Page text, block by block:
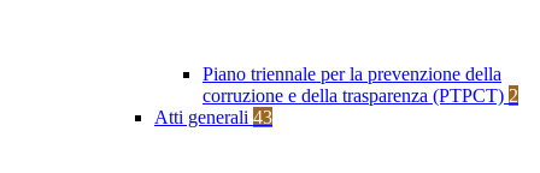
Piano triennale per la prevenzione della
corruzione e della trasparenza (PTPCT) 2
Atti generali 43